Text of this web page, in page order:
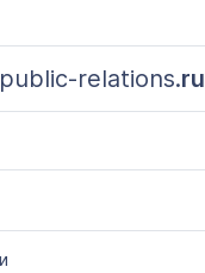
public-relations.ru